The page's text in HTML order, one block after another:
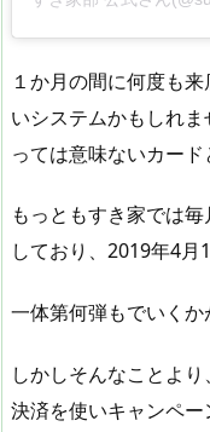
１か月の間に何度も
いシステムかもしれ
っては意味ないカード
もっともすき家では
しており、2019年4月
一体第何弾もでいくか
しかしそんなことよ
決済を使いキャンペ